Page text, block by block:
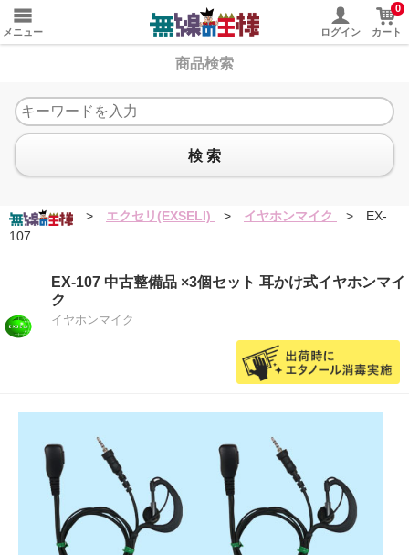
メニュー ログイン
0
カート
商品検索
検 索
> エクセリ(EXSELI) > イヤホンマイク >
EX-
107
EX-107 中古整備品 ×3個セット 耳かけ式イヤホンマイ
ク
イヤホンマイク